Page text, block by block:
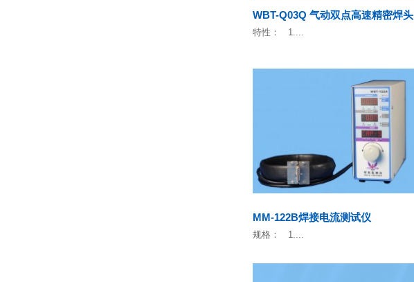
WBT-Q03Q 气动双点高速精密焊头
特性： 1....
MM-122B焊接电流测试仪
规格： 1....